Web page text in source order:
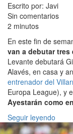
Escrito por: Javi
Sin comentarios
2 minutos
En este fin de
van a debutar
Levante debutará
Alavés, en casa y
entrenador del
Europa League), y
Ayestarán como
Seguir leyendo